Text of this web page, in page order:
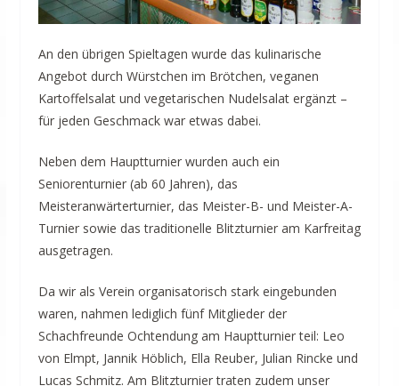
An den übrigen Spieltagen wurde das kulinarische
Angebot durch Würstchen im Brötchen, veganen
Kartoffelsalat und vegetarischen Nudelsalat ergänzt –
für jeden Geschmack war etwas dabei.
Neben dem Hauptturnier wurden auch ein
Seniorenturnier (ab 60 Jahren), das
Meisteranwärterturnier, das Meister-B- und Meister-A-
Turnier sowie das traditionelle Blitzturnier am Karfreitag
ausgetragen.
Da wir als Verein organisatorisch stark eingebunden
waren, nahmen lediglich fünf Mitglieder der
Schachfreunde Ochtendung am Hauptturnier teil: Leo
von Elmpt, Jannik Höblich, Ella Reuber, Julian Rincke und
Lucas Schmitz. Am Blitzturnier traten zudem unser